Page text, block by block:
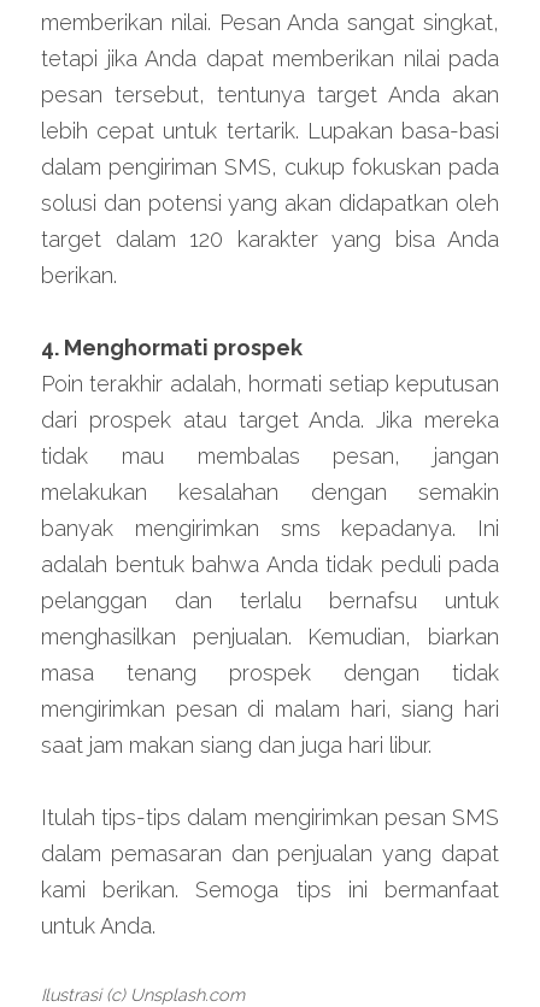
memberikan nilai. Pesan Anda sangat singkat,
tetapi jika Anda dapat memberikan nilai pada
pesan tersebut, tentunya target Anda akan
lebih cepat untuk tertarik. Lupakan basa-basi
dalam pengiriman SMS, cukup fokuskan pada
solusi dan potensi yang akan didapatkan oleh
target dalam 120 karakter yang bisa Anda
berikan.
4. Menghormati prospek
Poin terakhir adalah, hormati setiap keputusan
dari prospek atau target Anda. Jika mereka
tidak mau membalas pesan, jangan
melakukan kesalahan dengan semakin
banyak mengirimkan sms kepadanya. Ini
adalah bentuk bahwa Anda tidak peduli pada
pelanggan dan terlalu bernafsu untuk
menghasilkan penjualan. Kemudian, biarkan
masa tenang prospek dengan tidak
mengirimkan pesan di malam hari, siang hari
saat jam makan siang dan juga hari libur.
Itulah tips-tips dalam mengirimkan pesan SMS
dalam pemasaran dan penjualan yang dapat
kami berikan. Semoga tips ini bermanfaat
untuk Anda.
Ilustrasi (c) Unsplash.com